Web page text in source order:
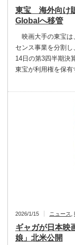
東宝 海外向け
Globalへ移管
映画大手の東宝は
センス事業を分割
14日の第3四半期
東宝が利用権を保
2026/1/15 ニュース
ギャガが日本
娘」北米公開